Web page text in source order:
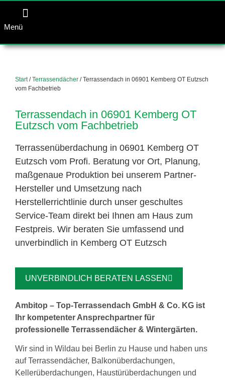
Menü
Start/Terrassendächer / Terrassendach in 06901 Kemberg OT Eutzsch
vom Fachbetrieb
Terrassendach in 06901 Kemberg OT
Eutzsch vom Fachbetrieb
Terrassenüberdachung in 06901 Kemberg OT
Eutzsch vom Profi. Beratung vor Ort, Planung,
maßgenaue Produktion bei unserem Partner-
Hersteller und Umsetzung nach
Herstellerrichtlinie durch unser geschultes
Service-Team direkt bei Ihnen am Haus zum
Festpreis. Wir beraten Sie umfassend und
unverbindlich in Kemberg OT Eutzsch
UNVERBINDLICH BERATEN LASSEN
Ambitop – Top-Terrassendach GmbH & Co. KG ist
Ihr kompetenter Ansprechpartner für
professionelle Terrassendächer & Wintergärten.
Wir sind in Wildau bei Berlin zu Hause und haben uns
auf Terrassendächer, Balkonüberdachungen,
Kellerüberdachungen, Haustürüberdachungen und